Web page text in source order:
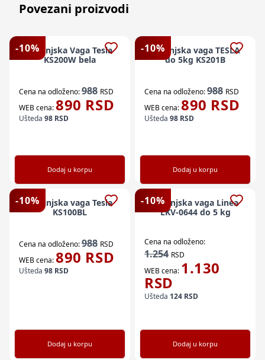
Povezani proizvodi
-10%
Kuhinjska Vaga Tesla
KS200W bela
Cena na odloženo:988 RSD
WEB cena:890 RSD
Ušteda 98 RSD
Dodaj u korpu
-10%
Kuhinjska vaga TESLA
do 5kg KS201B
Cena na odloženo:988 RSD
WEB cena:890 RSD
Ušteda 98 RSD
Dodaj u korpu
-10%
Kuhinjska vaga Tesla
KS100BL
Cena na odloženo:988 RSD
WEB cena:890 RSD
Ušteda 98 RSD
Dodaj u korpu
-10%
Kuhinjska vaga Linea
LKV-0644 do 5 kg
Cena na odloženo:
1.254 RSD
WEB cena: 1.130
RSD
Ušteda 124 RSD
Dodaj u korpu